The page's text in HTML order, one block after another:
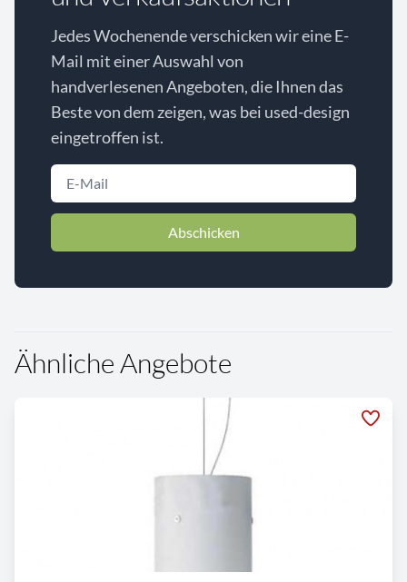
Jedes Wochenende verschicken wir eine E-
Mail mit einer Auswahl von
handverlesenen Angeboten, die Ihnen das
Beste von dem zeigen, was bei used-design
eingetroffen ist.
Abschicken
Ähnliche Angebote